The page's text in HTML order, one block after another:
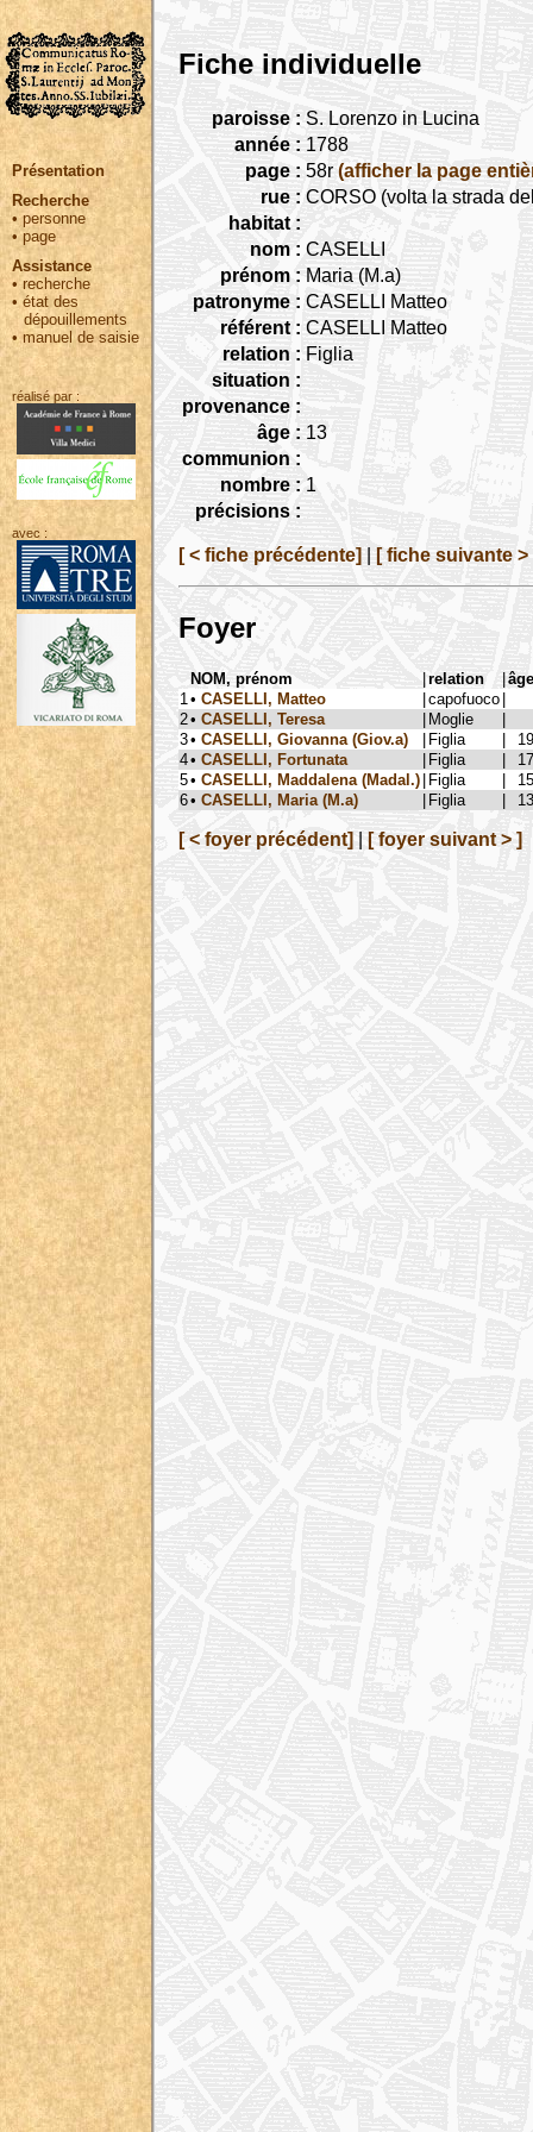
Présentation
Recherche
• personne
•page
Assistance
• recherche
•état des
dépouillements
•manuel de saisie
réalisé par :
avec :
Fiche individuelle
paroisse : S. Lorenzo in Lucina
année : 1788
page : 58r (afficher la page
rue : CORSO (volta la strada
habitat :
nom : CASELLI
prénom : Maria (M.a)
patronyme : CASELLI Matteo
référent : CASELLI Matteo
relation : Figlia
situation :
provenance :
âge : 13
communion :
nombre : 1
précisions :
[ < fiche précédente] [ fiche suivante >
Foyer
NOM, prénom |relation |âge
1 • CASELLI, Matteo |capofuoco |
2• CASELLI, Teresa | Moglie
|
3• CASELLI, Giovanna (Giov.a) | Figlia |
19
4• CASELLI, Fortunata | Figlia |
17
5• CASELLI, Maddalena (Madal.) | Figlia |
15
6• CASELLI, Maria (M.a) | Figlia | 13
[ < foyer précédent] [ foyer suivant > ]